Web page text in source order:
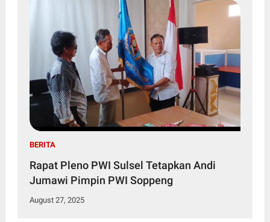
BERITA
Rapat Pleno PWI Sulsel Tetapkan Andi
Jumawi Pimpin PWI Soppeng
August 27, 2025